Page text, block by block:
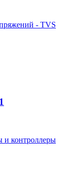
- TVS
и контроллеры